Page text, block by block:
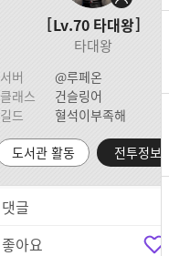
Lv.70 타대왕
타대왕
서버
@루페온
클래스
건슬링어
길드
혈석이부족해
도서관 활동 전투정보실
댓글
좋아요